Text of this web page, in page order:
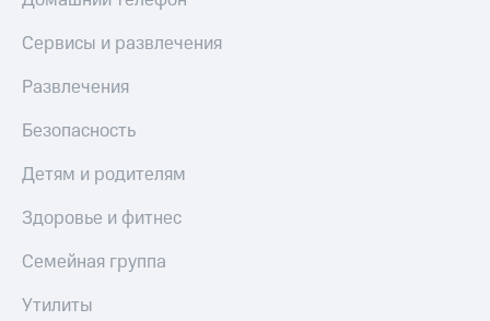
Сервисы и развлечения
Развлечения
Безопасность
Детям и родителям
Здоровье и фитнес
Семейная группа
Утилиты